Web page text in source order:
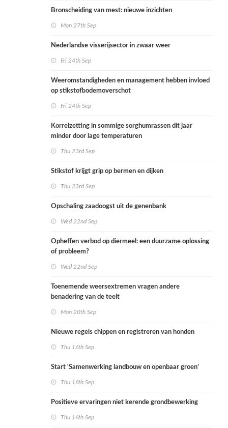
Bronscheiding van mest: nieuwe inzichten
Mon 27th Sep
Nederlandse visserijsector in zwaar weer
Fri 24th Sep
Weeromstandigheden en management hebben invloed
op stikstofbodemoverschot
Fri 24th Sep
Korrelzetting in sommige sorghumrassen dit jaar
minder door lage temperaturen
Thu 23rd Sep
Stikstof krijgt grip op bermen en dijken
Thu 23rd Sep
Opschaling zaadoogst uit de genenbank
Wed 22nd Sep
Opheffen verbod op diermeel: een duurzame oplossing
of probleem?
Wed 22nd Sep
Toenemende weersextremen vragen andere
benadering van de teelt
Mon 20th Sep
Nieuwe regels chippen en registreren van honden
Thu 16th Sep
Start ‘Samenwerking landbouw en openbaar groen’
Thu 16th Sep
Positieve ervaringen niet kerende grondbewerking
Thu 16th Sep